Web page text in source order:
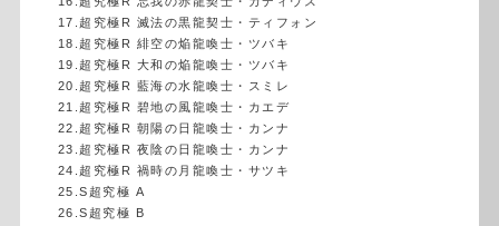
17.超究極R 滅法の黒龍契士・ティフォン
18.超究極R 緋空の焔龍喚士・ツバキ
19.超究極R 大和の焔龍喚士・ツバキ
20.超究極R 藍海の水龍喚士・スミレ
21.超究極R 碧地の風龍喚士・カエデ
22.超究極R 朝陽の日龍喚士・カンナ
23.超究極R 夜陰の日龍喚士・カンナ
24.超究極R 禍時の月龍喚士・サツキ
25.S超究極 A
26.S超究極 B